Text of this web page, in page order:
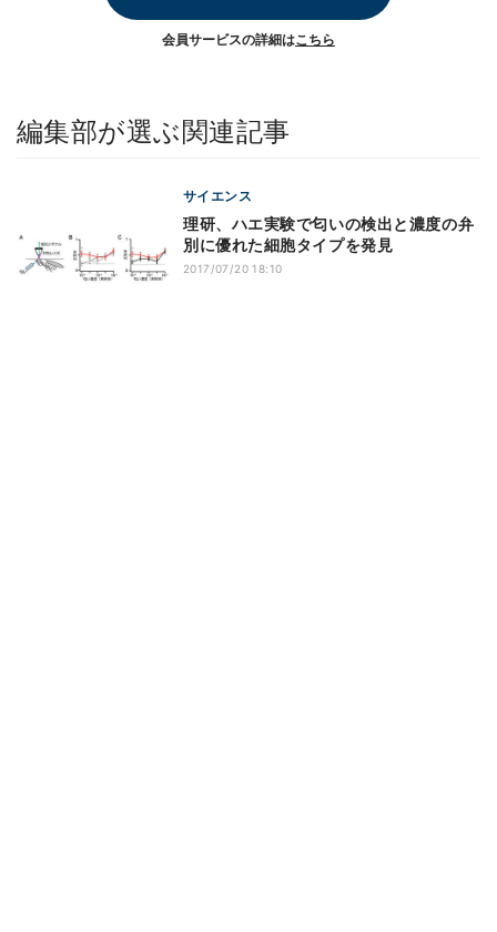
会員サービスの詳細はこちら
編集部が選ぶ関連記事
サイエンス
理研、ハエ実験で匂いの検出と濃度の弁
別に優れた細胞タイプを発見
2017/07/20 18:10